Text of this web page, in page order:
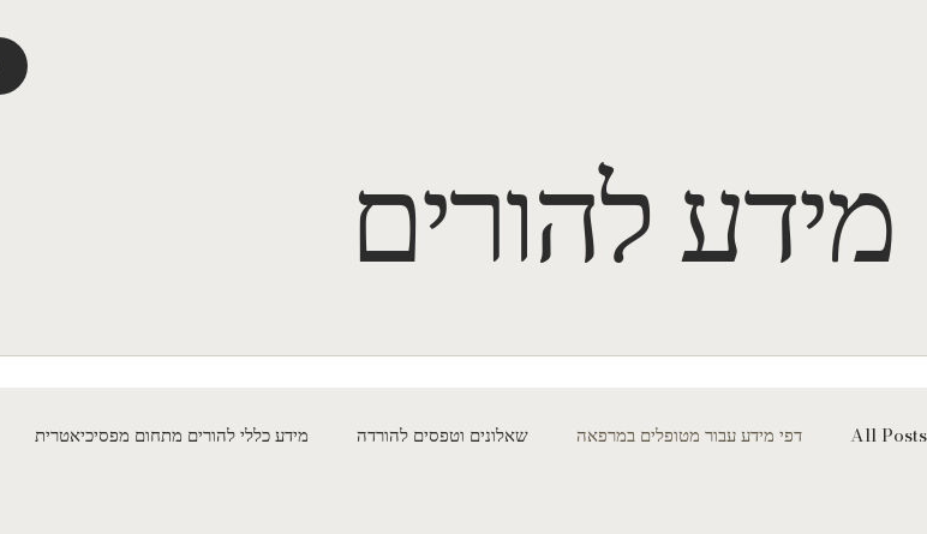
מידע להורים
All Posts דפי מידע עבור מטופלים במרפאה שאלונים וטפסים להורדה מידע כללי להורים מתחום מפסיכיאטרית